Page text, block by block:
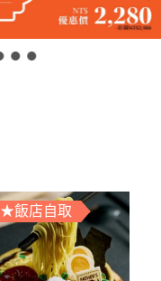
★飯店自取